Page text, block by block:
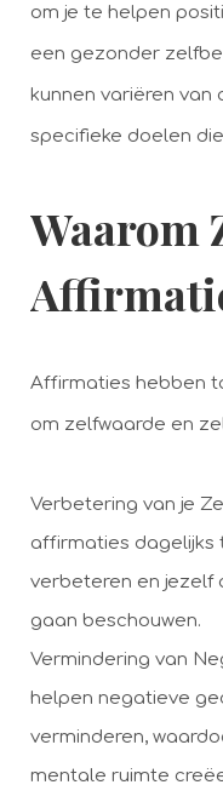
om je te helpen
een gezonder
kunnen variëren
specifieke doelen
Waarom
Affirmaties hebben
om zelfwaarde en
Verbetering van je
affirmaties dagelijks
verbeteren en jezelf
gaan beschouwen.
Vermindering van
helpen negatieve
verminderen,
mentale ruimte